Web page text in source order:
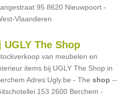
95 8620 Nieuwpoort -
Vlaanderen
The Shop
van meubelen en
items bij UGLY The Shop in
Adres:Ugly.be - Theshop --
153 2600 Berchem -